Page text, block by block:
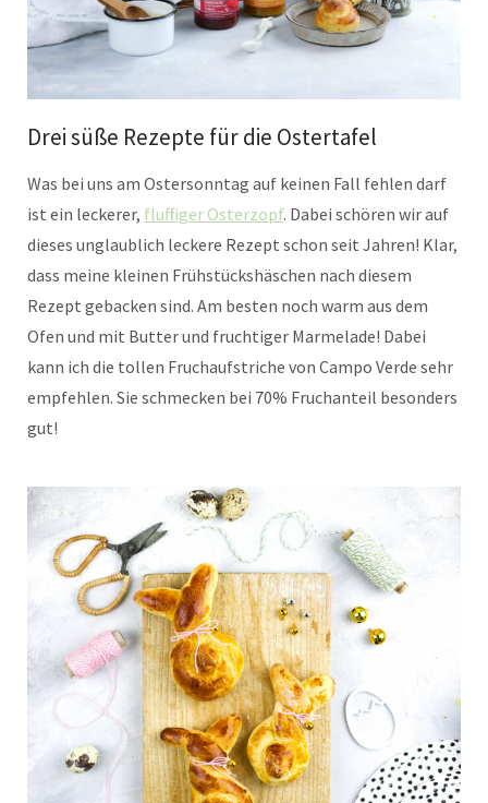
Drei süße Rezepte für die Ostertafel
Was bei uns am Ostersonntag auf keinen Fall fehlen darf
ist ein leckerer, fluffiger Osterzopf. Dabei schören wir auf
dieses unglaublich leckere Rezept schon seit Jahren! Klar,
dass meine kleinen Frühstückshäschen nach diesem
Rezept gebacken sind. Am besten noch warm aus dem
Ofen und mit Butter und fruchtiger Marmelade! Dabei
kann ich die tollen Fruchaufstriche von Campo Verde sehr
empfehlen. Sie schmecken bei 70% Fruchanteil besonders
gut!